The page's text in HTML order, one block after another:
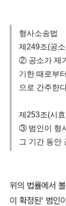
형사소송법
제249조(공
② 공소가 제
기한 때로부
으로 간주한
제253조(시
③ 범인이 형
그 기간 동안
위의 법률에서
이 확정된’ 범인